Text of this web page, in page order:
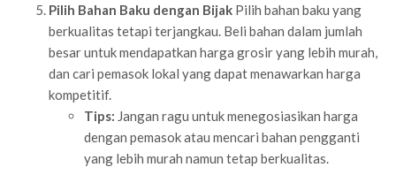
Pilih Bahan Baku dengan Bijak Pilih bahan baku yang
berkualitas tetapi terjangkau. Beli bahan dalam jumlah
besar untuk mendapatkan harga grosir yang lebih murah,
dan cari pemasok lokal yang dapat menawarkan harga
kompetitif.
Tips: Jangan ragu untuk menegosiasikan harga
dengan pemasok atau mencari bahan pengganti
yang lebih murah namun tetap berkualitas.